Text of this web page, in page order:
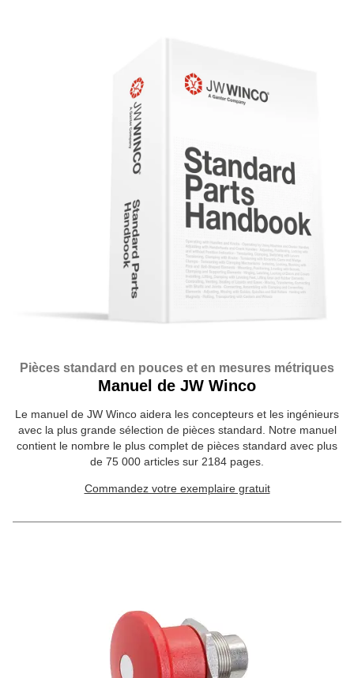
Pièces standard en pouces et en mesures métriques
Manuel de JW Winco
Le manuel de JW Winco aidera les concepteurs et les ingénieurs
avec la plus grande sélection de pièces standard. Notre manuel
contient le nombre le plus complet de pièces standard avec plus
de 75 000 articles sur 2184 pages.
Commandez votre exemplaire gratuit